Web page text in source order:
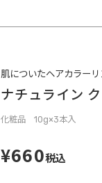
肌についたヘアカラー
ナチュライン
化粧品 10g×3本入
¥660税込